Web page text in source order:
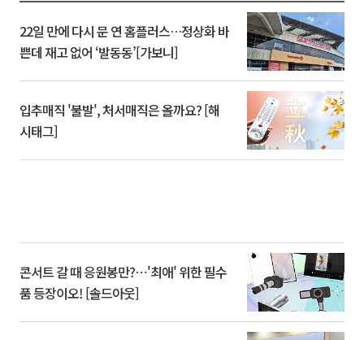
22일 만에 다시 문 연 홈플러스…정상화 바
쁜데 재고 없어 ‘발동동’[가보니]
입추매직 '불발', 처서매직은 올까요? [해
시태그]
콘서트 갈 때 응원봉만?⋯'최애' 위한 필수
품 등장이오! [솔드아웃]